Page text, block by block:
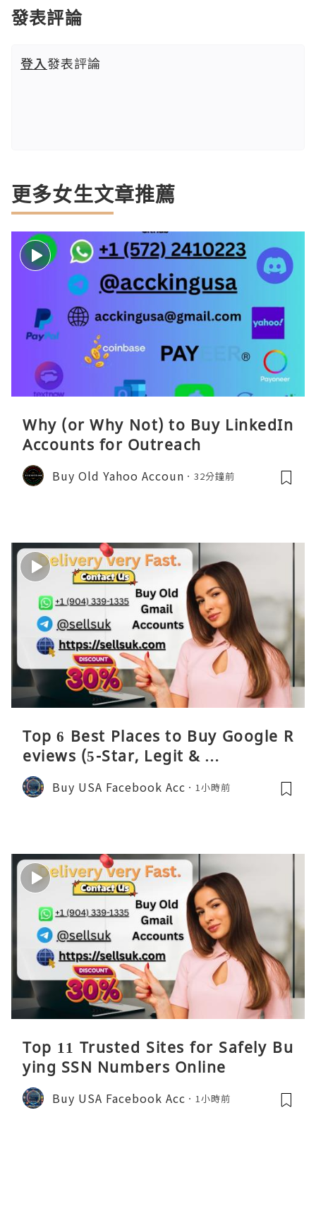
發表評論
登入發表評論
更多女生文章推薦
Why (or Why Not) to Buy LinkedIn
Accounts for Outreach
Buy Old Yahoo Accoun 32分鐘前
Top 6 Best Places to Buy Google R
eviews (5-Star, Legit & …
Buy USA Facebook Acc 1小時前
Top 11 Trusted Sites for Safely Bu
ying SSN Numbers Online
Buy USA Facebook Acc 1小時前